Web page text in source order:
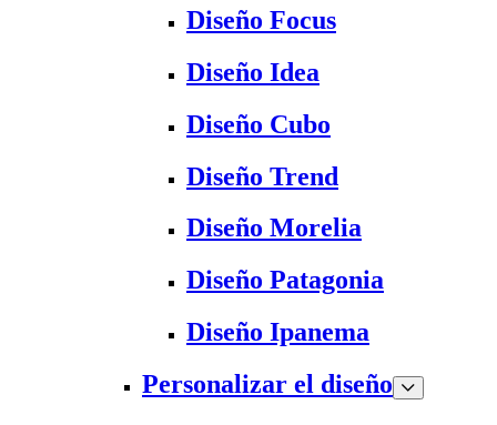
Diseño Focus
Diseño Idea
Diseño Cubo
Diseño Trend
Diseño Morelia
Diseño Patagonia
Diseño Ipanema
Personalizar el diseño